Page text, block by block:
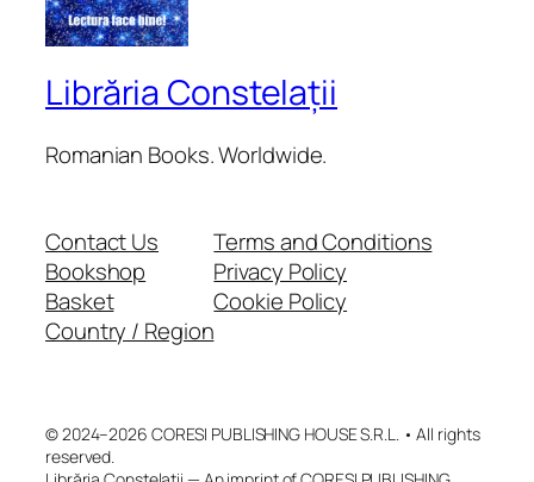
Librăria Constelații
Romanian Books. Worldwide.
Contact Us
Bookshop
Basket
Country / Region
Terms and Conditions
Privacy Policy
Cookie Policy
© 2024–2026 CORESI PUBLISHING HOUSE S.R.L. • All rights
reserved.